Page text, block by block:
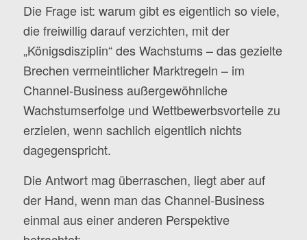
Die Frage ist: warum gibt es eigentlich so viele,
die freiwillig darauf verzichten, mit der
„Königsdisziplin“ des Wachstums – das gezielte
Brechen vermeintlicher Marktregeln – im
Channel-Business außergewöhnliche
Wachstumserfolge und Wettbewerbsvorteile zu
erzielen, wenn sachlich eigentlich nichts
dagegenspricht.
Die Antwort mag überraschen, liegt aber auf
der Hand, wenn man das Channel-Business
einmal aus einer anderen Perspektive